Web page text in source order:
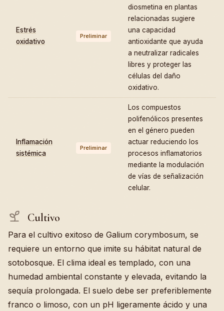
Estrés
oxidativo
Preliminar
diosmetina en plantas
relacionadas sugiere
una capacidad
antioxidante que ayuda
a neutralizar radicales
libres y proteger las
células del daño
oxidativo.
Inflamación
sistémica
Preliminar
Los compuestos
polifenólicos presentes
en el género pueden
actuar reduciendo los
procesos inflamatorios
mediante la modulación
de vías de señalización
celular.
Cultivo
Para el cultivo exitoso de Galium corymbosum, se
requiere un entorno que imite su hábitat natural de
sotobosque. El clima ideal es templado, con una
humedad ambiental constante y elevada, evitando la
sequía prolongada. El suelo debe ser preferiblemente
franco o limoso, con un pH ligeramente ácido y una